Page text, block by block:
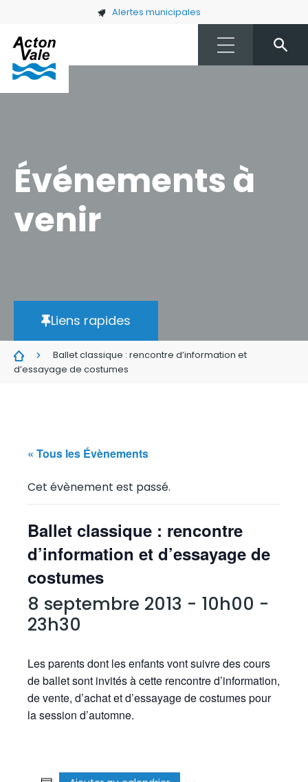
Skip to main content Alertes municipales
Événements à
venir
Liens rapides
Ballet classique : rencontre d’information et
d’essayage de costumes
« Tous les Évènements
Cet évènement est passé.
Ballet classique : rencontre
d’information et d’essayage de
costumes
8 septembre 2013 - 10h00 -
23h30
Les parents dont les enfants vont suivre des cours
de ballet sont invités à cette rencontre d’information,
de vente, d’achat et d’essayage de costumes pour
la session d’automne.